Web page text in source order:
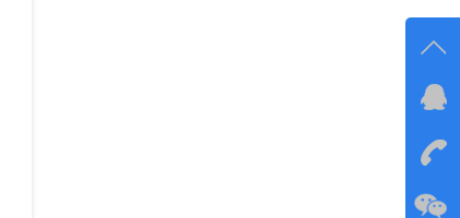
在线